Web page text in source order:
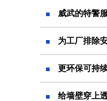
威武的特警
为工厂排除
更环保可持
给墙壁穿上